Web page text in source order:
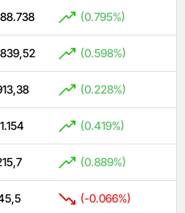
(0.795%)
(0.598%)
(0.228%)
(0.419%)
(0.889%)
(-0.066%)